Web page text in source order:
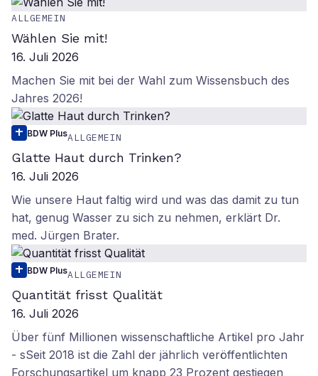
ALLGEMEIN
Wählen Sie mit!
16. Juli 2026
Machen Sie mit bei der Wahl zum Wissensbuch des
Jahres 2026!
BDW PlusALLGEMEIN
Glatte Haut durch Trinken?
16. Juli 2026
Wie unsere Haut faltig wird und was das damit zu tun
hat, genug Wasser zu sich zu nehmen, erklärt Dr.
med. Jürgen Brater.
BDW PlusALLGEMEIN
Quantität frisst Qualität
16. Juli 2026
Über fünf Millionen wissenschaftliche Artikel pro Jahr
- sSeit 2018 ist die Zahl der jährlich veröffentlichten
Forschungsartikel um knapp 23 Prozent gestiegen